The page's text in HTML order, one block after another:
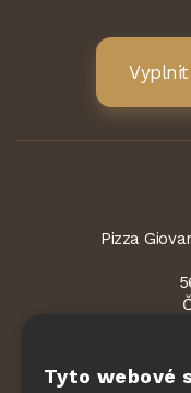
Pizza
Tyto webové